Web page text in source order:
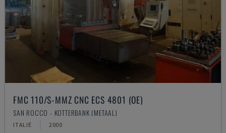
FMC 110/S-MMZ CNC ECS 4801 (OE)
SAN ROCCO - KOTTERBANK (METAAL)
ITALIË 2000